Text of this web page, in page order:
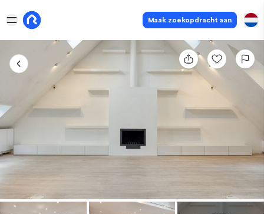
Maak zoekopdracht aan